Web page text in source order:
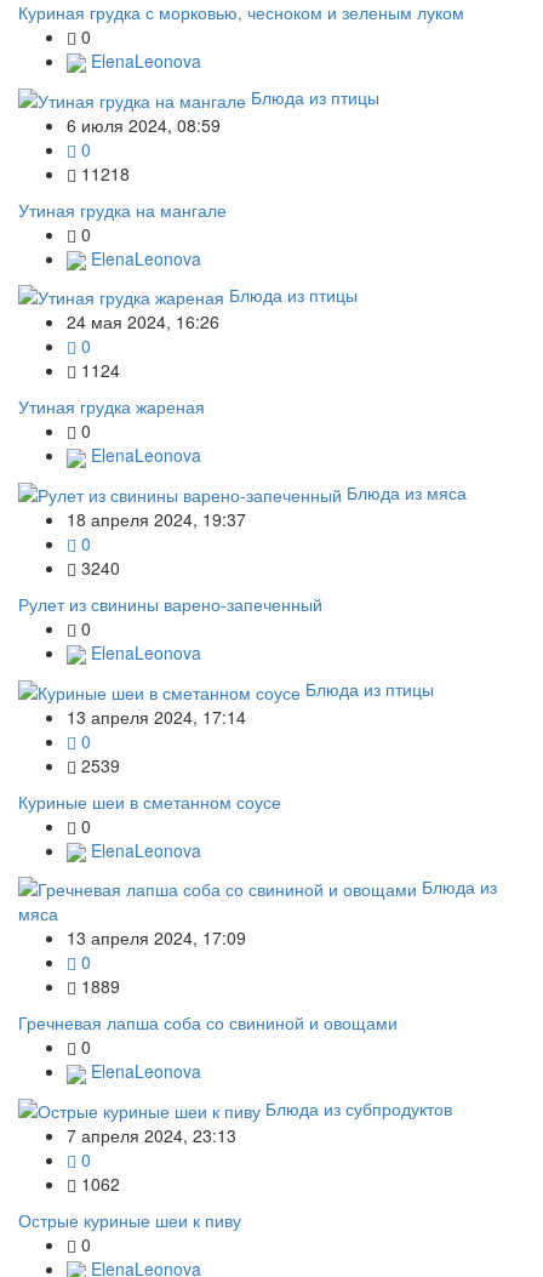
Куриная грудка с морковью, чесноком и зеленым луком
0
ElenaLeonova
Блюда из птицы
6 июля 2024, 08:59
0
11218
Утиная грудка на мангале
0
ElenaLeonova
Блюда из птицы
24 мая 2024, 16:26
0
1124
Утиная грудка жареная
0
ElenaLeonova
Блюда из мяса
18 апреля 2024, 19:37
0
3240
Рулет из свинины варено-запеченный
0
ElenaLeonova
Блюда из птицы
13 апреля 2024, 17:14
0
2539
Куриные шеи в сметанном соусе
0
ElenaLeonova
Блюда из
мяса
13 апреля 2024, 17:09
0
1889
Гречневая лапша соба со свининой и овощами
0
ElenaLeonova
Блюда из субпродуктов
7 апреля 2024, 23:13
0
1062
Острые куриные шеи к пиву
0
ElenaLeonova